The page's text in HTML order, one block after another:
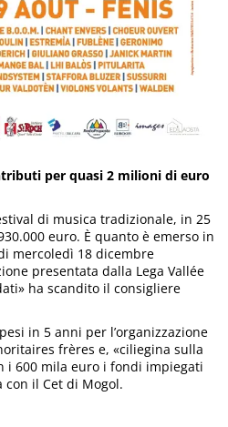
per quasi 2 milioni di euro
di musica tradizionale, in 25
euro. È quanto è emerso in
mercoledì 18 dicembre
presentata dalla Lega Vallée
ha scandito il consigliere
in 5 anni per l’organizzazione
frères e, «ciliegina sulla
i 600 mila euro i fondi impiegati
il Cet di Mogol.